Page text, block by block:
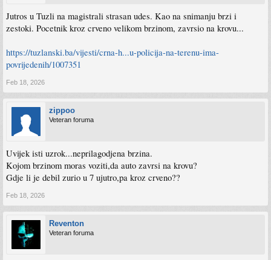
Jutros u Tuzli na magistrali strasan udes. Kao na snimanju brzi i
zestoki. Pocetnik kroz crveno velikom brzinom, zavrsio na krovu...
https://tuzlanski.ba/vijesti/crna-h...u-policija-na-terenu-ima-
povrijedenih/1007351
Feb 18, 2026
zippoo
Veteran foruma
Uvijek isti uzrok...neprilagodjena brzina.
Kojom brzinom moras voziti,da auto zavrsi na krovu?
Gdje li je debil zurio u 7 ujutro,pa kroz crveno??
Feb 18, 2026
Reventon
Veteran foruma